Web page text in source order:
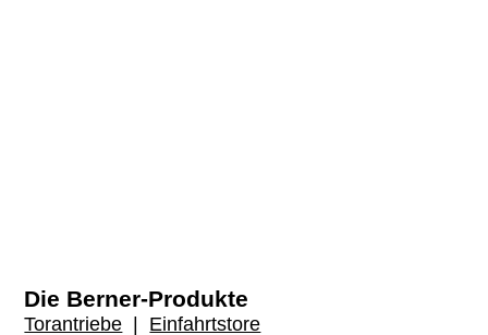
Die Berner-Produkte
Torantriebe Einfahrtstore